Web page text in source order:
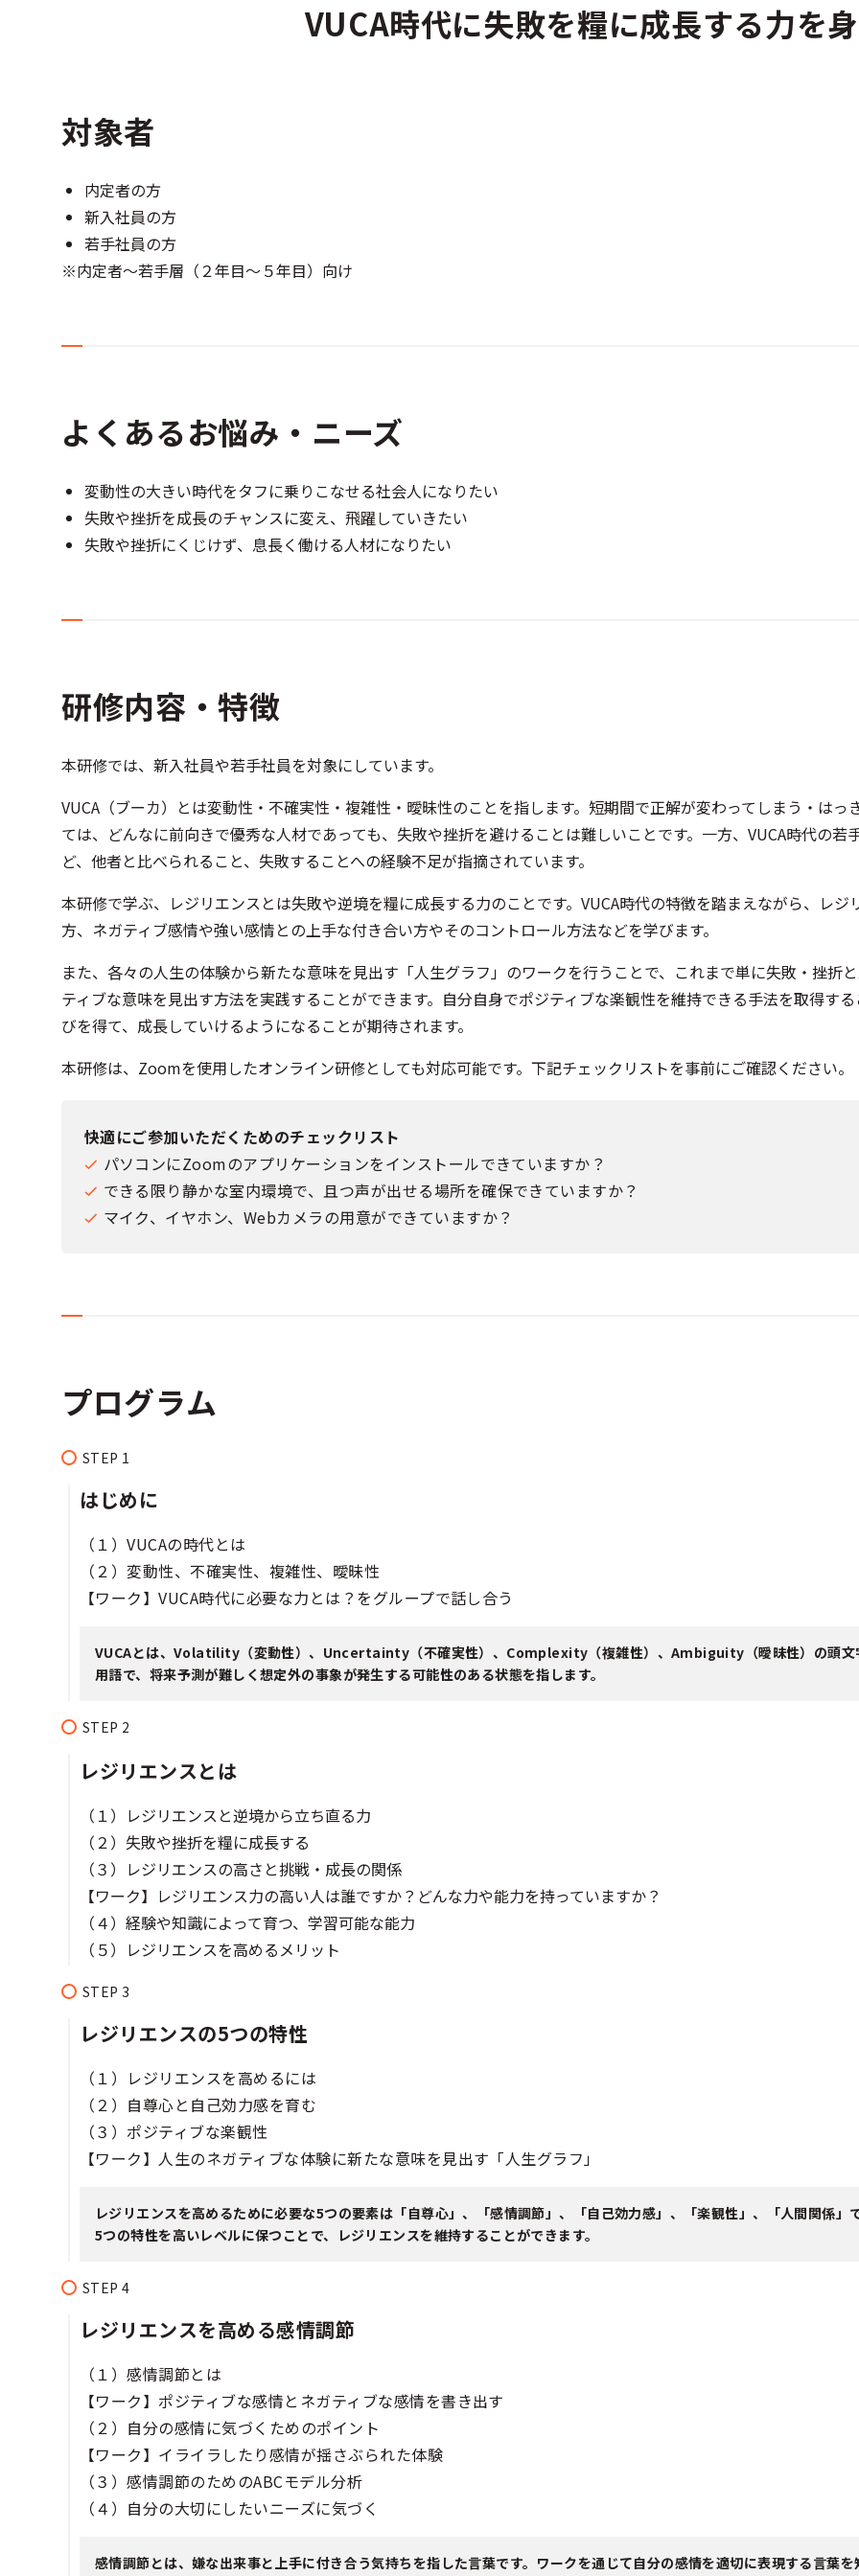
VUCA時代に失敗を糧に成長する力を
対象者
内定者の方
新入社員の方
若手社員の方
※内定者～若手層（２年目～５年目）向け
よくあるお悩み・ニーズ
変動性の大きい時代をタフに乗りこなせる社会人になりたい
失敗や挫折を成長のチャンスに変え、飛躍していきたい
失敗や挫折にくじけず、息長く働ける人材になりたい
研修内容・特徴
本研修では、新入社員や若手社員を対象にしています。
VUCA（ブーカ）とは変動性・不確実性・複雑性・曖昧性のことを指します。短期間で正解が変わってしまう・は
ては、どんなに前向きで優秀な人材であっても、失敗や挫折を避けることは難しいことです。一方、VUCA時代の
ど、他者と比べられること、失敗することへの経験不足が指摘されています。
本研修で学ぶ、レジリエンスとは失敗や逆境を糧に成長する力のことです。VUCA時代の特徴を踏まえながら、レ
方、ネガティブ感情や強い感情との上手な付き合い方やそのコントロール方法などを学びます。
また、各々の人生の体験から新たな意味を見出す「人生グラフ」のワークを行うことで、これまで単に失敗・挫折
ティブな意味を見出す方法を実践することができます。自分自身でポジティブな楽観性を維持できる手法を取得す
びを得て、成長していけるようになることが期待されます。
本研修は、Zoomを使用したオンライン研修としても対応可能です。下記チェックリストを事前にご確認ください。
快適にご参加いただくためのチェックリスト
パソコンにZoomのアプリケーションをインストールできていますか？
できる限り静かな室内環境で、且つ声が出せる場所を確保できていますか？
マイク、イヤホン、Webカメラの用意ができていますか？
プログラム
はじめに
（１）VUCAの時代とは
（２）変動性、不確実性、複雑性、曖昧性
【ワーク】VUCA時代に必要な力とは？をグループで話し合う
VUCAとは、Volatility（変動性）、Uncertainty（不確実性）、Complexity（複雑性）、Ambiguity（曖昧性）の頭文
用語で、将来予測が難しく想定外の事象が発生する可能性のある状態を指します。
レジリエンスとは
（１）レジリエンスと逆境から立ち直る力
（２）失敗や挫折を糧に成長する
（３）レジリエンスの高さと挑戦・成長の関係
【ワーク】レジリエンス力の高い人は誰ですか？どんな力や能力を持っていますか？
（４）経験や知識によって育つ、学習可能な能力
（５）レジリエンスを高めるメリット
レジリエンスの5つの特性
（１）レジリエンスを高めるには
（２）自尊心と自己効力感を育む
（３）ポジティブな楽観性
【ワーク】人生のネガティブな体験に新たな意味を見出す「人生グラフ」
レジリエンスを高めるために必要な5つの要素は「自尊心」、「感情調節」、「自己効力感」、「楽観性」、「人間関係」
5つの特性を高いレベルに保つことで、レジリエンスを維持することができます。
レジリエンスを高める感情調節
（１）感情調節とは
【ワーク】ポジティブな感情とネガティブな感情を書き出す
（２）自分の感情に気づくためのポイント
【ワーク】イライラしたり感情が揺さぶられた体験
（３）感情調節のためのABCモデル分析
（４）自分の大切にしたいニーズに気づく
感情調節とは、嫌な出来事と上手に付き合う気持ちを指した言葉です。ワークを通じて自分の感情を適切に表現する言葉を